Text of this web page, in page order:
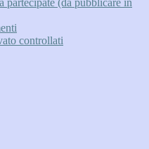
partecipate (da pubblicare in
controllati